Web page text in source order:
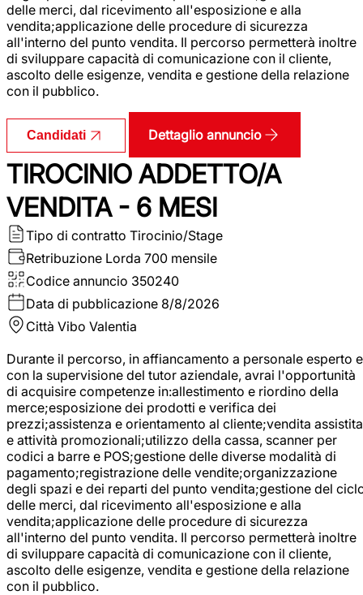
delle merci, dal ricevimento all'esposizione e alla
vendita;applicazione delle procedure di sicurezza
all'interno del punto vendita. Il percorso permetterà inoltre
di sviluppare capacità di comunicazione con il cliente,
ascolto delle esigenze, vendita e gestione della relazione
con il pubblico.
Candidati Dettaglio annuncio
TIROCINIO ADDETTO/A
VENDITA - 6 MESI
Tipo di contratto Tirocinio/Stage
Retribuzione Lorda 700 mensile
Codice annuncio 350240
Data di pubblicazione 8/8/2026
Città Vibo Valentia
Durante il percorso, in affiancamento a personale esperto e
con la supervisione del tutor aziendale, avrai l'opportunità
di acquisire competenze in:allestimento e riordino della
merce;esposizione dei prodotti e verifica dei
prezzi;assistenza e orientamento al cliente;vendita assistita
e attività promozionali;utilizzo della cassa, scanner per
codici a barre e POS;gestione delle diverse modalità di
pagamento;registrazione delle vendite;organizzazione
degli spazi e dei reparti del punto vendita;gestione del
delle merci, dal ricevimento all'esposizione e alla
vendita;applicazione delle procedure di sicurezza
all'interno del punto vendita. Il percorso permetterà inoltre
di sviluppare capacità di comunicazione con il cliente,
ascolto delle esigenze, vendita e gestione della relazione
con il pubblico.